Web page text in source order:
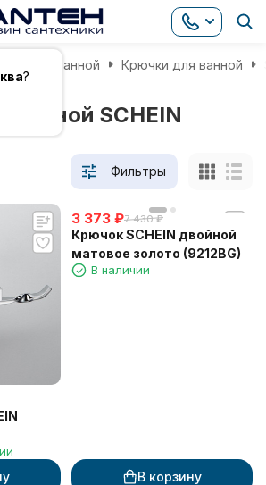
?
для ванной Крючки для ванной
ванной SCHEIN
Фильтры
3 373 ₽7 430 ₽
Крючок SCHEIN двойной
матовое золото (9212BG)
В наличии
В корзину